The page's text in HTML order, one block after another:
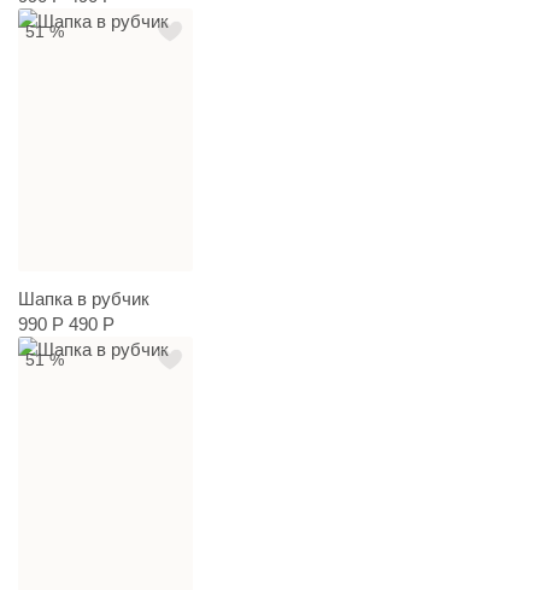
51 %
Шапка в рубчик
990 Р 490 Р
51 %